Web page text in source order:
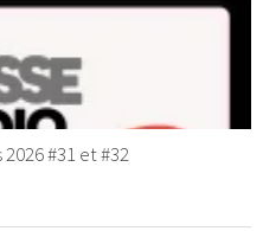
#31 et #32